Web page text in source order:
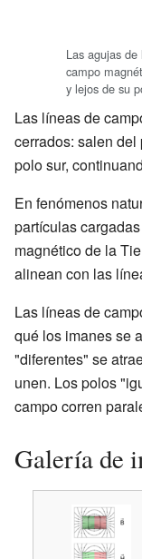
Las agujas de
campo
y lejos de su
Las líneas de
cerrados: salen del
polo sur,
En fenómenos
partículas
magnético de la
alinean con las
Las líneas de
qué los imanes se
"diferentes" se
unen. Los polos
campo corren
Galería de